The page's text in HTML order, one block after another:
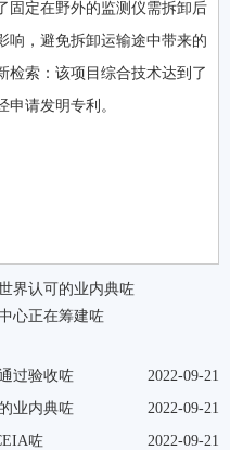
固定在野外的监测仪需拆卸后
响，避免拆卸运输途中带来的
检索：该项目综合技术达到了
申请发明专利。
界认可的业内典咗
心正在筹建咗
2022-09-21
过验收咗
2022-09-21
业内典咗
2022-09-21
咗